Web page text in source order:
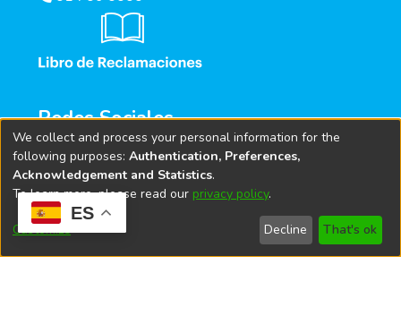
ES
Redes Sociales
We collect and process your personal information for the
following purposes: Authentication, Preferences,
Acknowledgement and Statistics.
To learn more, please read our privacy policy.
Customize Decline That's ok